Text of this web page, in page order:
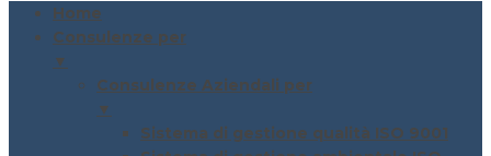
Home
Consulenze per
▼
Consulenze Aziendali per
▼
Sistema di gestione qualità ISO 9001